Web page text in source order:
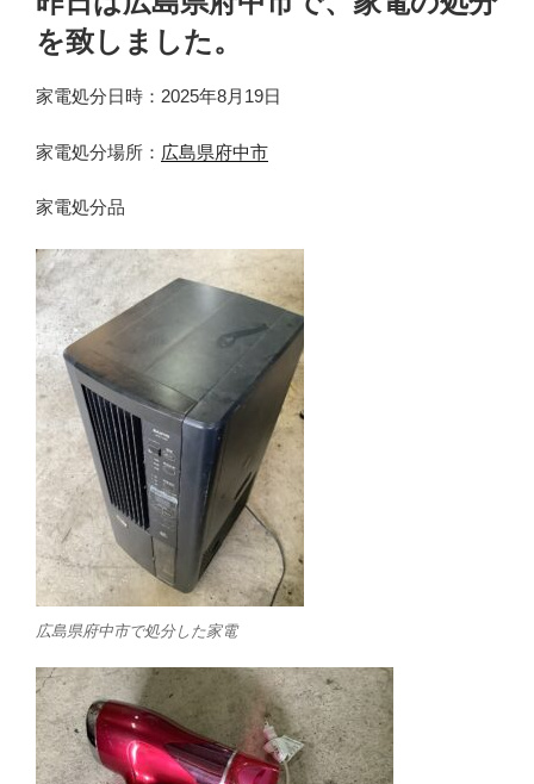
を致しました。
家電処分日時：2025年8月19日
家電処分場所： 広島県府中市
家電処分品
広島県府中市で処分した家電